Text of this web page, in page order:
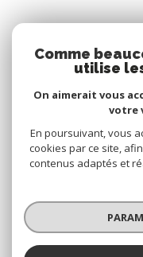
©
Nos honoraires
Comme
utilise
On aimerait vous
votre
En poursuivant, vous
cookies par ce site,
contenus adaptés et